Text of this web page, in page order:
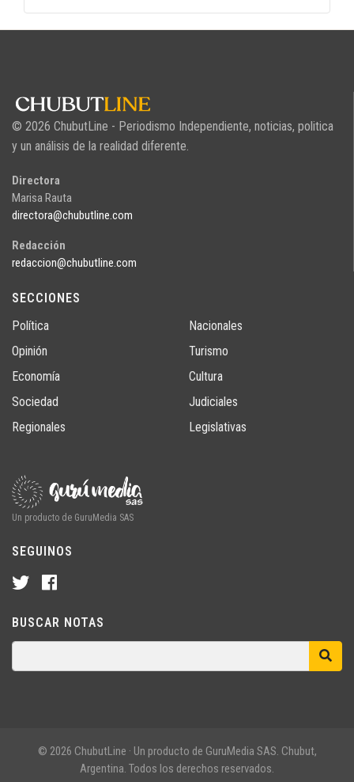
© 2026 ChubutLine - Periodismo Independiente, noticias, politica
y un análisis de la realidad diferente.
Directora
Marisa Rauta
directora@chubutline.com
Redacción
redaccion@chubutline.com
SECCIONES
Política
Opinión
Economía
Sociedad
Regionales
Nacionales
Turismo
Cultura
Judiciales
Legislativas
Un producto de GuruMedia SAS
SEGUINOS
BUSCAR NOTAS
© 2026 ChubutLine · Un producto de GuruMedia SAS. Chubut,
Argentina. Todos los derechos reservados.